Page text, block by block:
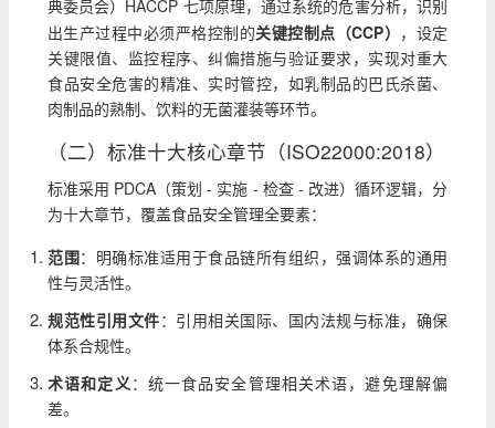
典委员会）HACCP 七项原理，通过系统的危害分析，识别
出生产过程中必须严格控制的关键控制点（CCP） ，设定
关键限值、监控程序、纠偏措施与验证要求，实现对重大
食品安全危害的精准、实时管控，如乳制品的巴氏杀菌、
肉制品的熟制、饮料的无菌灌装等环节。
（二）标准十大核心章节（ISO22000:2018）
标准采用 PDCA（策划 - 实施 - 检查 - 改进）循环逻辑，分
为十大章节，覆盖食品安全管理全要素：
范围：明确标准适用于食品链所有组织，强调体系的通用
性与灵活性。
规范性引用文件：引用相关国际、国内法规与标准，确保
体系合规性。
术语和定义：统一食品安全管理相关术语，避免理解偏
差。